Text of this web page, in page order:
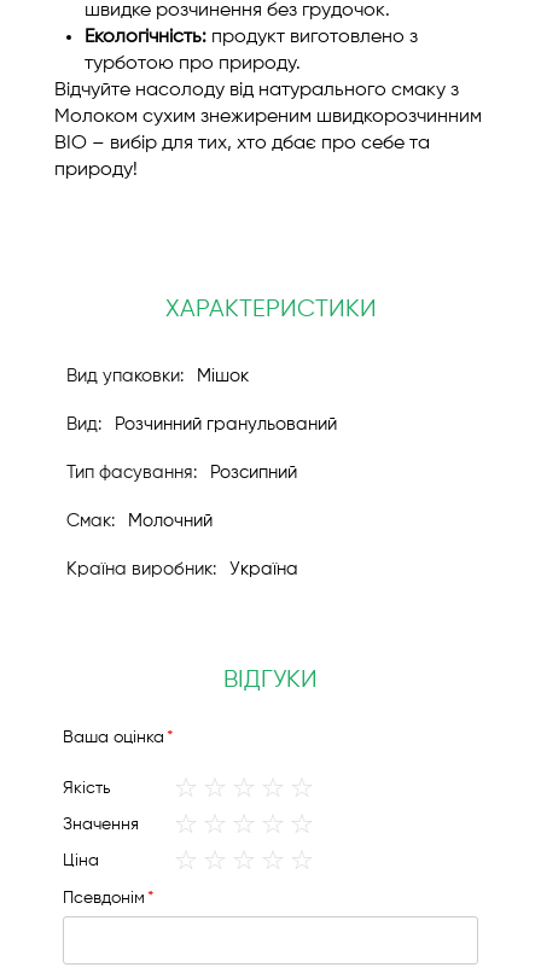
швидке розчинення без грудочок.
Екологічність: продукт виготовлено з
турботою про природу.
Відчуйте насолоду від натурального смаку з
Молоком сухим знежиреним швидкорозчинним
BIO – вибір для тих, хто дбає про себе та
природу!
ХАРАКТЕРИСТИКИ
Мішок
Розчинний гранульований
Розсипний
Молочний
Україна
ВІДГУКИ
Вашa оцінка
Якість
1
2
3
4
Значення
1
2
3
4
Ціна
1
2
3
4
Псевдонім